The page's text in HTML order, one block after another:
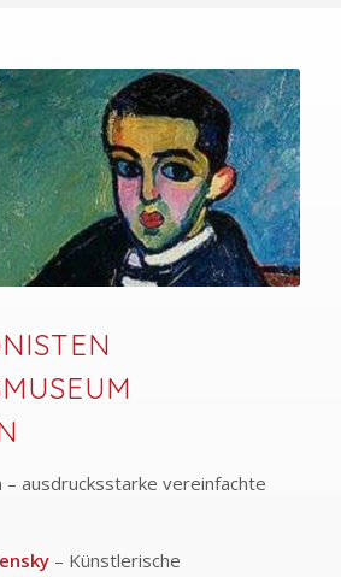
– ausdrucksstarke vereinfachte
– Künstlerische